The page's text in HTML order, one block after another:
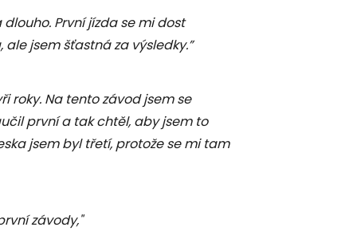
První jízda se mi dost
jsem šťastná za výsledky.”
roky. Na tento závod jsem se
první a tak chtěl, aby jsem to
jsem byl třetí, protože se mi tam
závody,"